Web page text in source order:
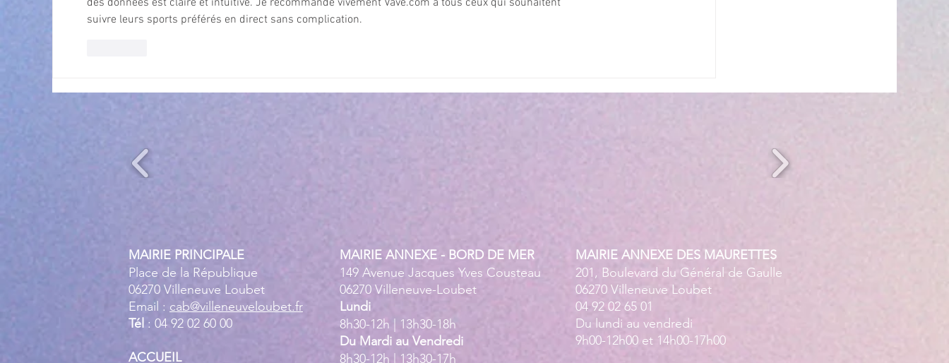
suivre leurs sports préférés en direct sans complication.
MAIRIE PRINCIPALE
Place de la République
06270 Villeneuve Loubet
Email : cab@villeneuveloubet.fr
Tél : 04 92 02 60 00
ACCUEIL
MAIRIE ANNEXE - BORD DE MER
149 Avenue Jacques Yves Cousteau
06270 Villeneuve-Loubet
Lundi
8h30-12h | 13h30-18h
Du Mardi au Vendredi
8h30-12h | 13h30-17h
MAIRIE ANNEXE DES MAURETTES
201, Boulevard du Général de Gaulle
06270 Villeneuve Loubet
04 92 02 65 01
Du lundi au vendredi
9h00-12h00 et 14h00-17h00